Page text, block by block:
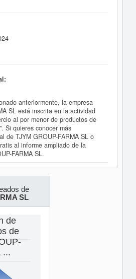
anteriormente, la empresa
SL está inscrita en la actividad
al por menor de productos de
Si quieres conocer más
de TJYM GROUP-FARMA SL o
al informe ampliado de la
FARMA SL.
de
SL
de
de
...